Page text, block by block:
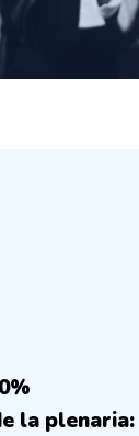
la plenaria: